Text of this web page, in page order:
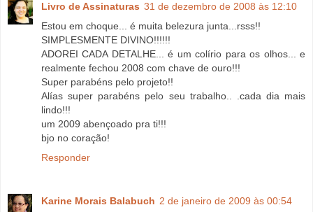
Livro de Assinaturas 31 de dezembro de 2008 às 12:10
Estou em choque... é muita belezura junta...rsss!!
SIMPLESMENTE DIVINO!!!!!!
ADOREI CADA DETALHE... é um colírio para os olhos... e
realmente fechou 2008 com chave de ouro!!!
Super parabéns pelo projeto!!
Alías super parabéns pelo seu trabalho.. .cada dia mais
lindo!!!
um 2009 abençoado pra ti!!!
bjo no coração!
Responder
Karine Morais Balabuch 2 de janeiro de 2009 às 00:54